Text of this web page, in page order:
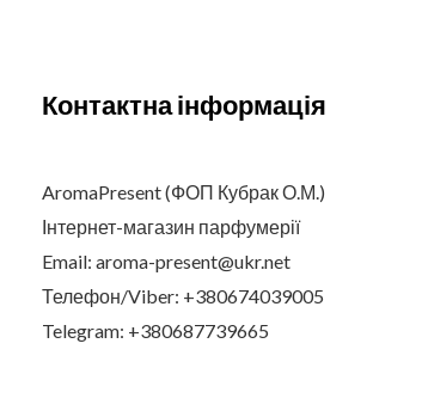
Контактна інформація
AromaPresent (ФОП Кубрак О.М.)
Інтернет-магазин парфумерії
Email: aroma-present@ukr.net
Телефон/Viber: +380674039005
Telegram: +380687739665